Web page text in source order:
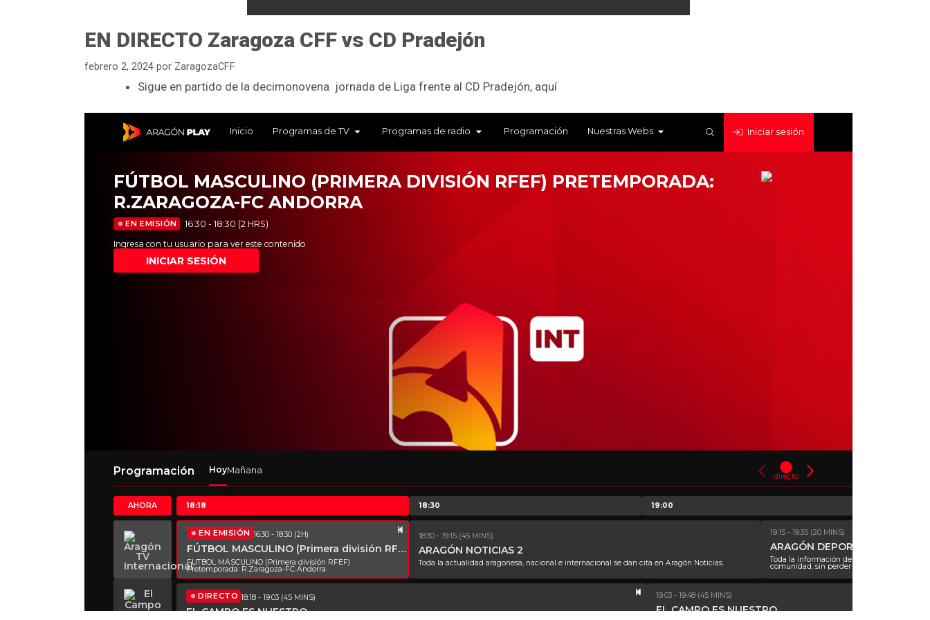
EN DIRECTO Zaragoza CFF vs CD Pradejón
febrero 2, 2024 por ZaragozaCFF
Sigue en partido de la decimonovena jornada de Liga frente al CD Pradejón, aquí